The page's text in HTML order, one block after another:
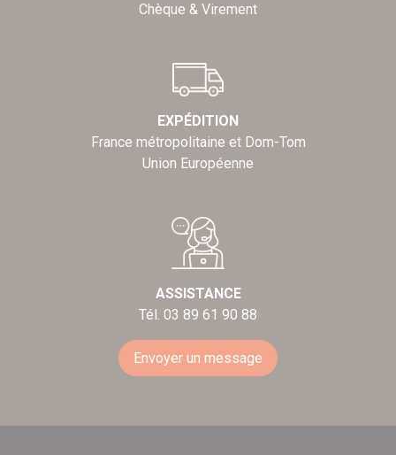
Chèque & Virement
EXPÉDITION
France métropolitaine et Dom-Tom
Union Européenne
ASSISTANCE
Tél. 03 89 61 90 88
Envoyer un message